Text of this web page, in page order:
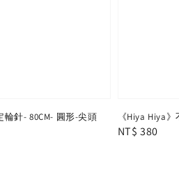
輪針- 80CM- 圓形-尖頭 《Hiya Hiya
Regular
NT$ 380